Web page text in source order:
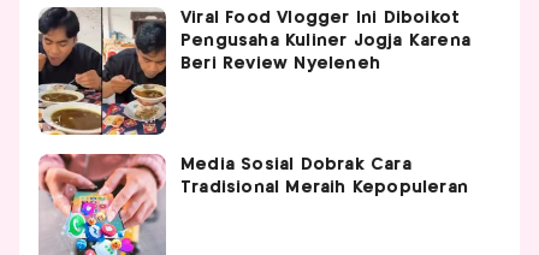
Viral Food Vlogger Ini Diboikot
Pengusaha Kuliner Jogja Karena
Beri Review Nyeleneh
Media Sosial Dobrak Cara
Tradisional Meraih Kepopuleran